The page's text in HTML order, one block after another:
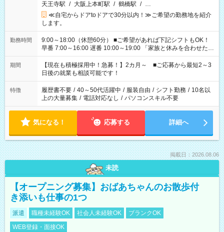
天王寺駅 / 大阪上本町駅 / 鶴橋駅 / …
≪自宅からドアtoドアで30分以内！≫ご希望の勤務地を紹介
します。
勤務時間
9:00～18:00（休憩60分） ■ご希望があれば下記シフトもOK！
早番 7:00～16:00 遅番 10:00～19:00 「家族と休みを合わせた
い」 「余裕を持って夕飯の準備がしたい」 「できれば残業はし
たくない」 など、ご希望を教えてくださいね。 ※Wワーク希望
の方へ 今ご覧のお仕事で希望する勤務時間と、もう1つのお仕事
の勤務時間。 合計で週40時間を超える場合は応募できません。
期間
【現在も積極採用中！急募！】2カ月～ ■ご応募から最短2～3
日後の就業も相談可能です！
特徴 履歴書不要 / 40～50代活躍中 / 服装自由 / シフト勤務 / 10名以
上の大量募集 / 電話対応なし / パソコンスキル不要
気になる！ 応募する 詳細へ
掲載日：2026.08.06
未読
【オープニング募集】おばあちゃんのお散歩付
き添いも仕事の1つ
派遣 職種未経験OK 社会人未経験OK
ブランクOK
WEB登録・面接OK